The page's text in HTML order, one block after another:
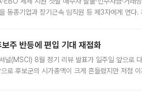
동종기업과 장기근속 임직원 등 제3자에게 연다
주 반등에 편입 기대 재점화
널(MSCI) 8월 정기 리뷰 발표가 일주일 앞으로
로 후보군의 시가총액이 크게 흔들렸지만 저점